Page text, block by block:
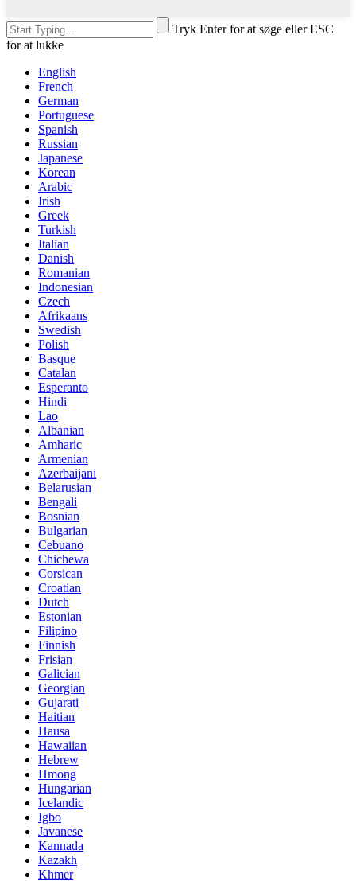
Tryk Enter for at søge eller ESC
for at lukke
English
French
German
Portuguese
Spanish
Russian
Japanese
Korean
Arabic
Irish
Greek
Turkish
Italian
Danish
Romanian
Indonesian
Czech
Afrikaans
Swedish
Polish
Basque
Catalan
Esperanto
Hindi
Lao
Albanian
Amharic
Armenian
Azerbaijani
Belarusian
Bengali
Bosnian
Bulgarian
Cebuano
Chichewa
Corsican
Croatian
Dutch
Estonian
Filipino
Finnish
Frisian
Galician
Georgian
Gujarati
Haitian
Hausa
Hawaiian
Hebrew
Hmong
Hungarian
Icelandic
Igbo
Javanese
Kannada
Kazakh
Khmer